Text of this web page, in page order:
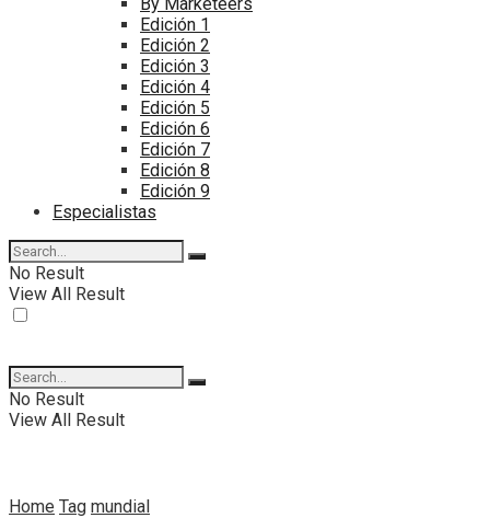
Edición 1
Edición 2
Edición 3
Edición 4
Edición 5
Edición 6
Edición 7
Edición 8
Edición 9
Especialistas
No Result
View All Result
No Result
View All Result
Home Tag mundial